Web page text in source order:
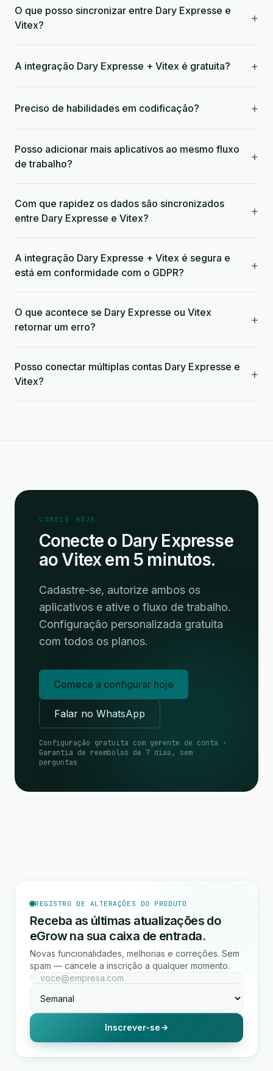
O que posso sincronizar entre Dary Expresse e
Vitex?
+
A integração Dary Expresse + Vitex é gratuita? +
Preciso de habilidades em codificação? +
Posso adicionar mais aplicativos ao mesmo fluxo
de trabalho?
+
Com que rapidez os dados são sincronizados
entre Dary Expresse e Vitex?
+
A integração Dary Expresse + Vitex é segura e
está em conformidade com o GDPR?
+
O que acontece se Dary Expresse ou Vitex
retornar um erro?
+
Posso conectar múltiplas contas Dary Expresse e
Vitex?
+
COMECE HOJE
Conecte o Dary Expresse
ao Vitex em 5 minutos.
Cadastre-se, autorize ambos os
aplicativos e ative o fluxo de trabalho.
Configuração personalizada gratuita
com todos os planos.
Comece a configurar hoje
Falar no WhatsApp
Configuração gratuita com gerente de conta ·
Garantia de reembolso de 7 dias, sem
perguntas
REGISTRO DE ALTERAÇÕES DO PRODUTO
Receba as últimas atualizações do
eGrow na sua caixa de entrada.
Novas funcionalidades, melhorias e correções. Sem
spam — cancele a inscrição a qualquer momento.
Inscrever-se